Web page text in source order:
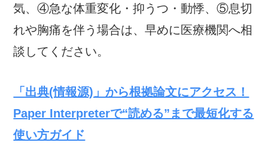
気、④急な体重変化・抑うつ・動悸、⑤息切
れや胸痛を伴う場合は、早めに医療機関へ相
談してください。
「出典(情報源)」から根拠論文にアクセス！
Paper Interpreterで“読める”まで最短化する
使い方ガイド